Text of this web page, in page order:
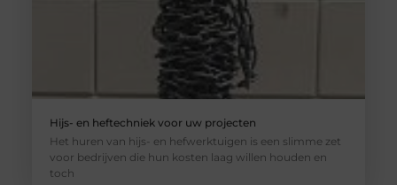
Hijs- en heftechniek voor uw projecten
Het huren van hijs- en hefwerktuigen is een slimme zet
voor bedrijven die hun kosten laag willen houden en
toch